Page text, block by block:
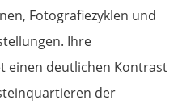
Fotografiezyklen und
Ihre
einen deutlichen Kontrast
der